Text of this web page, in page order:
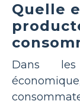
Quelle
Dans